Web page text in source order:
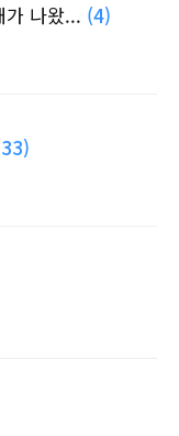
가 나왔... (4)